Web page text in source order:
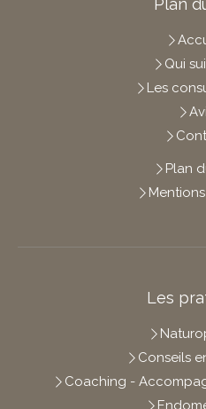
Plan
Qui
Les
Plan
Les
Conseils
Coaching -